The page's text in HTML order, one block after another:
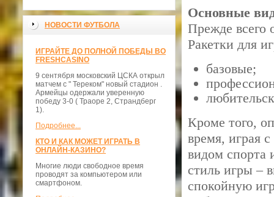
НОВОСТИ ФУТБОЛА
ИГРАЙТЕ ДО ПОЛНОЙ ПОБЕДЫ ВО
FRESHCASINO
9 сентября московский ЦСКА открыл
матчем с " Тереком" новый стадион .
Армейцы одержали уверенную
победу 3-0 ( Траоре 2, Страндберг
1).
Подробнее...
КТО И КАК МОЖЕТ ИГРАТЬ В
ОНЛАЙН-КАЗИНО?
Многие люди свободное время
проводят за компьютером или
смартфоном.
Основные
Прежде всего
Ракетки для
базовые;
Кроме того,
время, играя
видом спорта
стиль игры –
спокойную